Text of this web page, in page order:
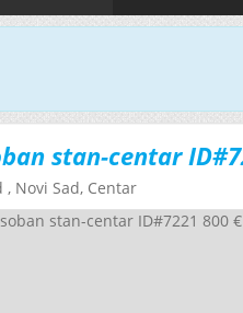
stan-centar
, Novi Sad, Centar